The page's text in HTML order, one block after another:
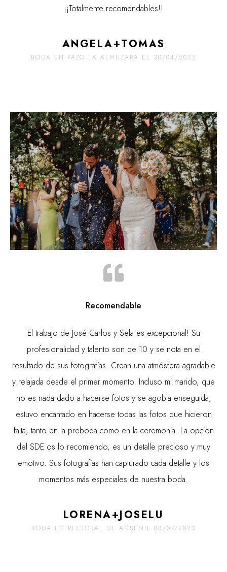
¡¡Totalmente recomendables!!
ANGELA+TOMAS
BODA EN PAZO LA ALMUZARA EL 30/04/2022
Recomendable
El trabajo de José Carlos y Sela es excepcional! Su
profesionalidad y talento son de 10 y se nota en el
resultado de sus fotografías. Crean una atmósfera agradable
y relajada desde el primer momento. Incluso mi marido, que
no es nada dado a hacerse fotos y se agobia enseguida,
estuvo encantado en hacerse todas las fotos que hicieron
falta, tanto en la preboda como en la ceremonia. La opcion
del SDE os lo recomiendo, es un detalle precioso y muy
emotivo. Sus fotografías han capturado cada detalle y los
momentos más especiales de nuestra boda.
LORENA+JOSELU
BODA EN RECTORAL DE ANSEMIL 08/07/2023